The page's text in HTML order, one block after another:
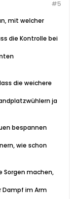
#5
mit welcher
die Kontrolle bei
die weichere
ja
bespannen
wie schon
Sorgen machen,
Dampf im Arm